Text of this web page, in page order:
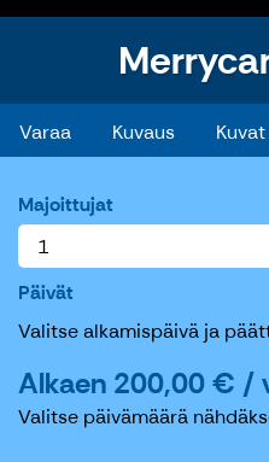
Merrycamping 19
Varaa Kuvaus
Majoittujat
Päivät
Valitse alkamispäivä ja
Alkaen 200,00 € /
Valitse päivämäärä